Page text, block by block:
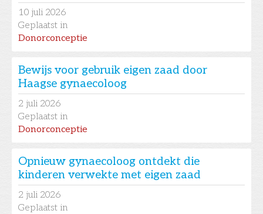
10 juli 2026
Geplaatst in
Donorconceptie
Bewijs voor gebruik eigen zaad door
Haagse gynaecoloog
2 juli 2026
Geplaatst in
Donorconceptie
Opnieuw gynaecoloog ontdekt die
kinderen verwekte met eigen zaad
2 juli 2026
Geplaatst in